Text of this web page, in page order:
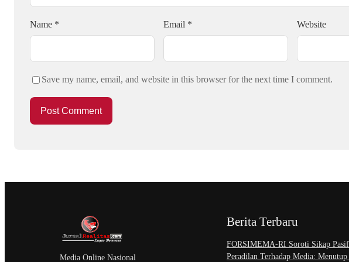
Name * Email * Website
Save my name, email, and website in this browser for the next time I comment.
Media Online Nasional
Berita Terbaru
​FORSIMEMA-RI Soroti Sikap
Peradilan Terhadap Media: